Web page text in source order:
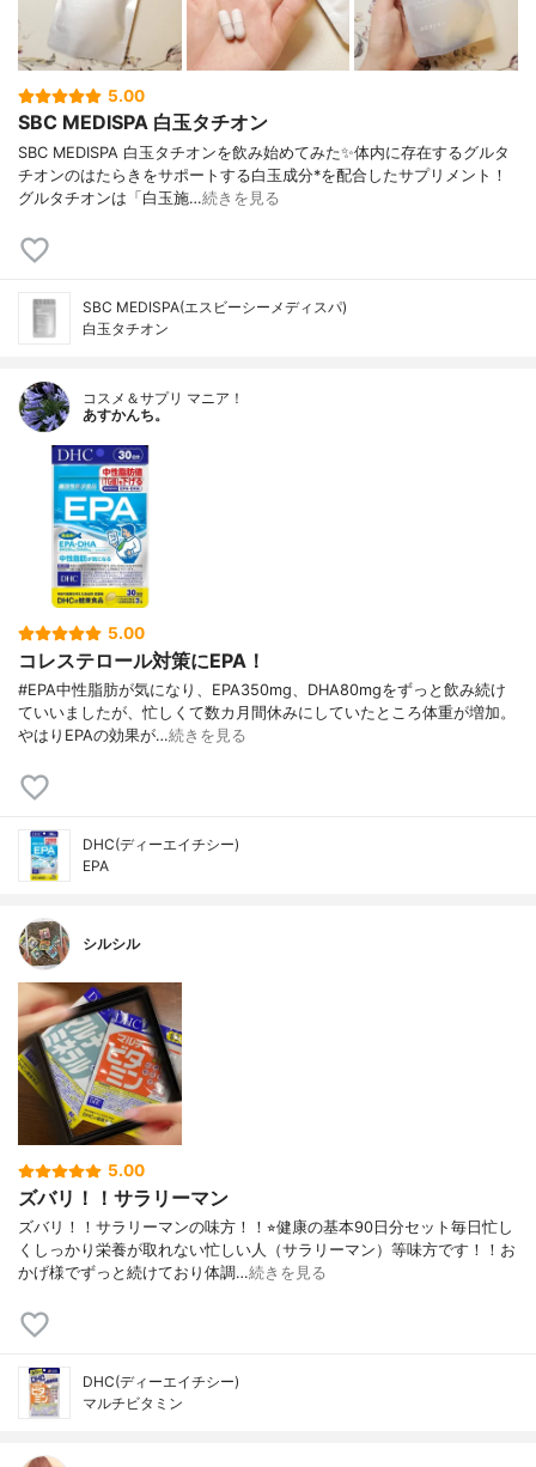
5.00
SBC MEDISPA 白玉タチオン
SBC MEDISPA 白玉タチオンを飲み始めてみた✨体内に存在するグルタ
チオンのはたらきをサポートする白玉成分*を配合したサプリメント！
グルタチオンは「白玉施…続きを見る
SBC MEDISPA(エスビーシーメディスパ)
白玉タチオン
コスメ＆サプリ マニア！
あすかんち。
5.00
コレステロール対策にEPA！
#EPA中性脂肪が気になり、EPA350mg、DHA80mgをずっと飲み続け
ていいましたが、忙しくて数カ月間休みにしていたところ体重が増加。
やはりEPAの効果が…続きを見る
DHC(ディーエイチシー)
EPA
シルシル
5.00
ズバリ！！サラリーマン
ズバリ！！サラリーマンの味方！！⭐︎健康の基本90日分セット毎日忙し
くしっかり栄養が取れない忙しい人（サラリーマン）等味方です！！お
かげ様でずっと続けており体調…続きを見る
DHC(ディーエイチシー)
マルチビタミン